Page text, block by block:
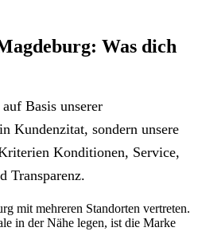
Was dich
Basis unserer
Kundenzitat, sondern unsere
Konditionen, Service,
Transparenz.
mit mehreren Standorten vertreten.
in der Nähe legen, ist die Marke